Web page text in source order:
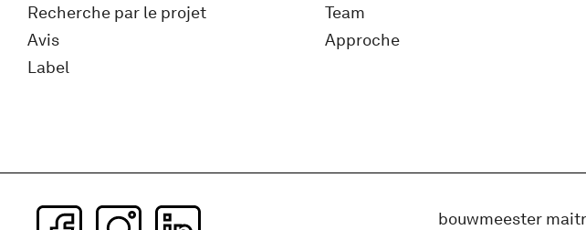
Recherche par le projet
Avis
Label
Team
Approche
bouwmeester